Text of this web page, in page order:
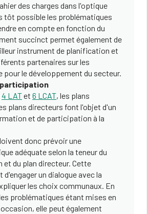
des charges dans l'optique
tôt possible les problématiques
en compte en fonction du
succinct permet également de
instrument de planification et
partenaires sur les
pour le développement du secteur.
4 LATet 6 LCAT, les plans
plans directeurs font l'objet d'un
et de participation à la
donc prévoir une
adéquate selon la teneur du
et du plan directeur. Cette
un dialogue avec la
les choix communaux. En
problématiques étant mises en
elle peut également